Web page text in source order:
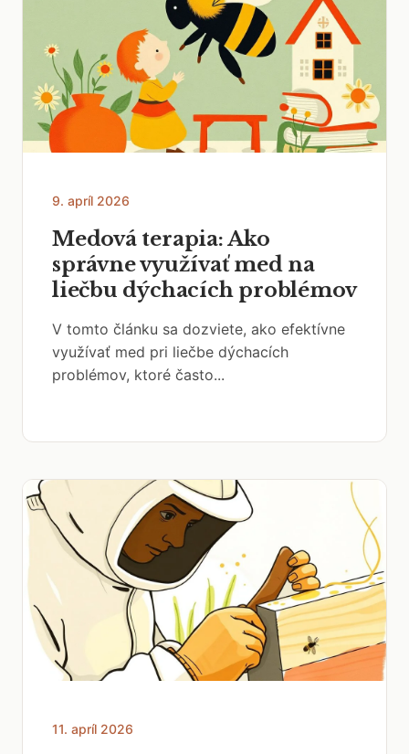
9. apríl 2026
Medová terapia: Ako
správne využívať med na
liečbu dýchacích problémov
V tomto článku sa dozviete, ako efektívne
využívať med pri liečbe dýchacích
problémov, ktoré často...
11. apríl 2026